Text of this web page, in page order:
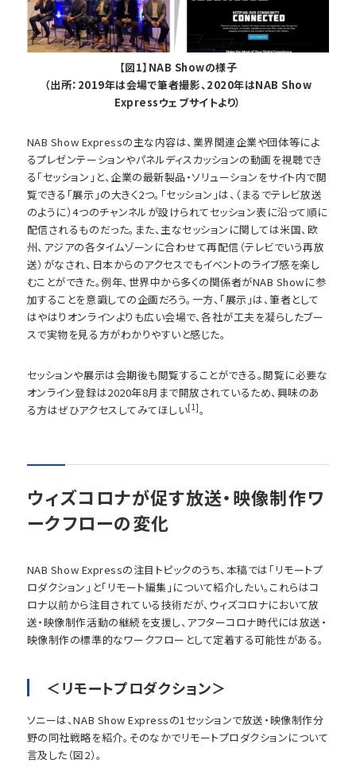
【図1】NAB Showの様子
（出所：2019年は会場で筆者撮影、2020年はNAB Show
Expressウェブサイトより）
NAB Show Expressの主な内容は、業界関連企業や団体等によ
るプレゼンテーションやパネルディスカッションの動画を視聴でき
る「セッション」と、企業の最新製品・ソリューションをサイト内で閲
覧できる「展示」の大きく2つ。「セッション」は、（まるでテレビ放送
のように）4つのチャンネルが設けられてセッション表に沿って順に
配信されるものだった。また、主なセッションに関しては米国、欧
州、アジアの各タイムゾーンに合わせて再配信（テレビでいう再放
送）がなされ、日本からのアクセスでもイベントのライブ感を楽し
むことができた。例年、世界中から多くの関係者がNAB Showに参
加することを意識しての企画だろう。一方、「展示」は、筆者として
はやはりオンラインよりも広い会場で、各社が工夫を凝らしたブー
スで実物を見る方がわかりやすいと感じた。
セッションや展示は会期後も閲覧することができる。閲覧に必要な
オンライン登録は2020年8月まで開放されているため、興味のあ
る方はぜひアクセスしてみてほしい[1]。
ウィズコロナが促す放送・映像制作ワ
ークフローの変化
NAB Show Expressの注目トピックのうち、本稿では「リモートプ
ロダクション」と「リモート編集」について紹介したい。これらはコ
ロナ以前から注目されている技術だが、ウィズコロナにおいて放
送・映像制作活動の継続を支援し、アフターコロナ時代には放送・
映像制作の標準的なワークフローとして定着する可能性がある。
＜リモートプロダクション＞
ソニーは、NAB Show Expressの1セッションで放送・映像制作分
野の同社戦略を紹介。そのなかでリモートプロダクションについて
言及した（図2）。